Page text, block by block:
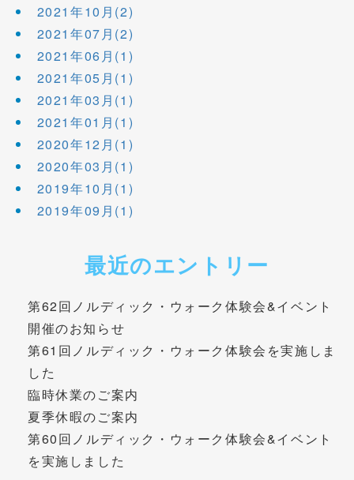
2021年10月(2)
2021年07月(2)
2021年06月(1)
2021年05月(1)
2021年03月(1)
2021年01月(1)
2020年12月(1)
2020年03月(1)
2019年10月(1)
2019年09月(1)
最近のエントリー
第62回ノルディック・ウォーク体験会&イベント
開催のお知らせ
第61回ノルディック・ウォーク体験会を実施しま
した
臨時休業のご案内
夏季休暇のご案内
第60回ノルディック・ウォーク体験会&イベント
を実施しました